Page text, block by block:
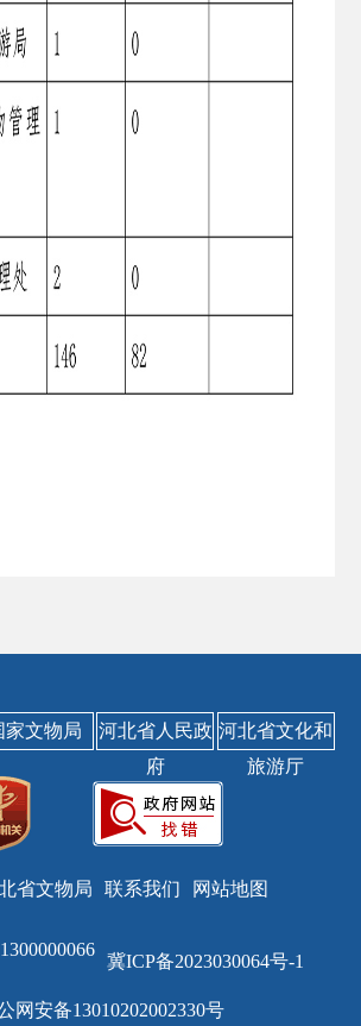
家文物局
河北省人民政
府
河北省文化和
旅游厅
省文物局 联系我们 网站地图
冀ICP备2023030064号-1
网安备13010202002330号